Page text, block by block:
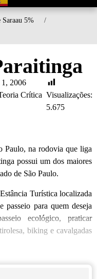
5%
/
2006
Crítica Visualizações:
5.675
Paulo, na rodovia que liga
possui um dos maiores
de São Paulo.
Turística localizada
para quem deseja
ecológico, praticar
biking e cavalgadas